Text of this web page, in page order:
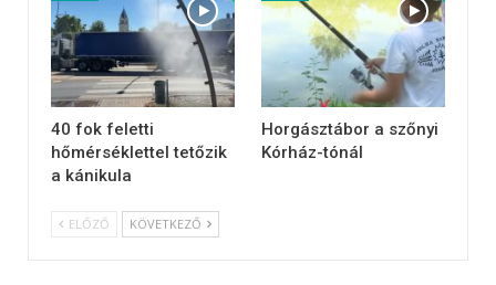
40 fok feletti
hőmérséklettel tetőzik
a kánikula
Horgásztábor a szőnyi
Kórház-tónál
ELŐZŐ KÖVETKEZŐ